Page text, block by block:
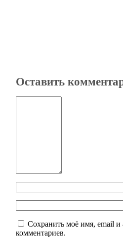
Оставить
Сохранить моё имя, email и
комментариев.